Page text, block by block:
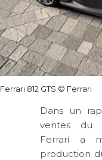
Ferrari 812 GTS © Ferrari
Dans un
ventes du
Ferrari a
production